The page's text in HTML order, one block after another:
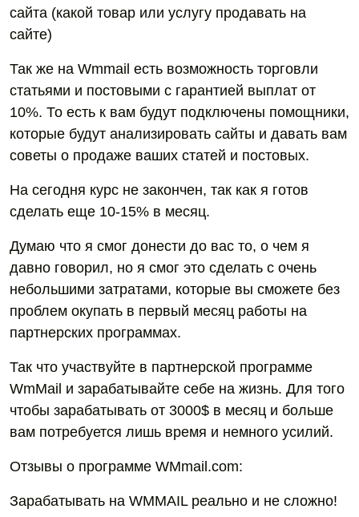
сайта (какой товар или услугу продавать на
сайте)
Так же на Wmmail есть возможность торговли
статьями и постовыми с гарантией выплат от
10%. То есть к вам будут подключены помощники,
которые будут анализировать сайты и давать вам
советы о продаже ваших статей и постовых.
На сегодня курс не закончен, так как я готов
сделать еще 10-15% в месяц.
Думаю что я смог донести до вас то, о чем я
давно говорил, но я смог это сделать с очень
небольшими затратами, которые вы сможете без
проблем окупать в первый месяц работы на
партнерских программах.
Так что участвуйте в партнерской программе
WmMail и зарабатывайте себе на жизнь. Для того
чтобы зарабатывать от 3000$ в месяц и больше
вам потребуется лишь время и немного усилий.
Отзывы о программе WMmail.com:
Зарабатывать на WMMAIL реально и не сложно!